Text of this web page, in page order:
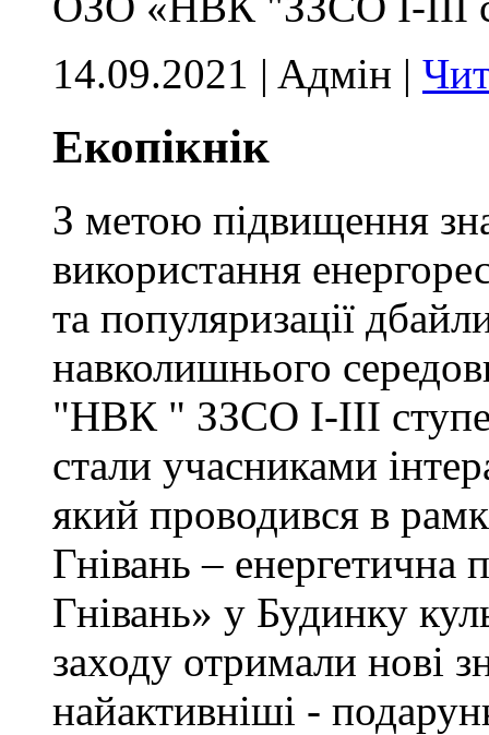
14.09.2021 | Aдмін |
Екопікнік
З метою підвищення
використання
та популяризації
навколишнього
"НВК " ЗЗСО І-ІІІ
стали учасниками
який проводився в
Гнівань – енергетична
Гнівань» у Будинку
заходу отримали нові
найактивніші -